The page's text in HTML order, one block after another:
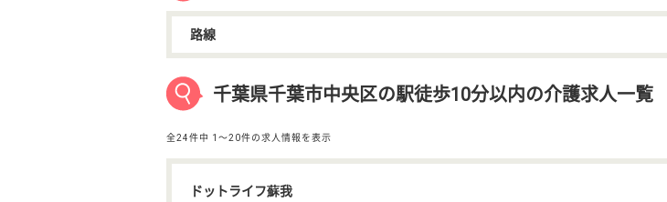
路線
千葉県千葉市中央区の駅徒歩10分以内の介護求人一覧
全24件中 1〜20件の求人情報を表示
ドットライフ蘇我